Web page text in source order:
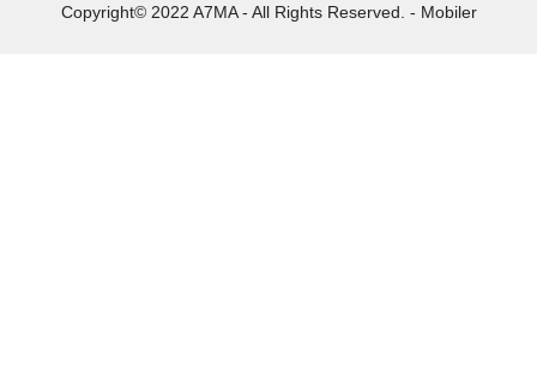
Copyright© 2022 A7MA - All Rights Reserved. - Mobiler